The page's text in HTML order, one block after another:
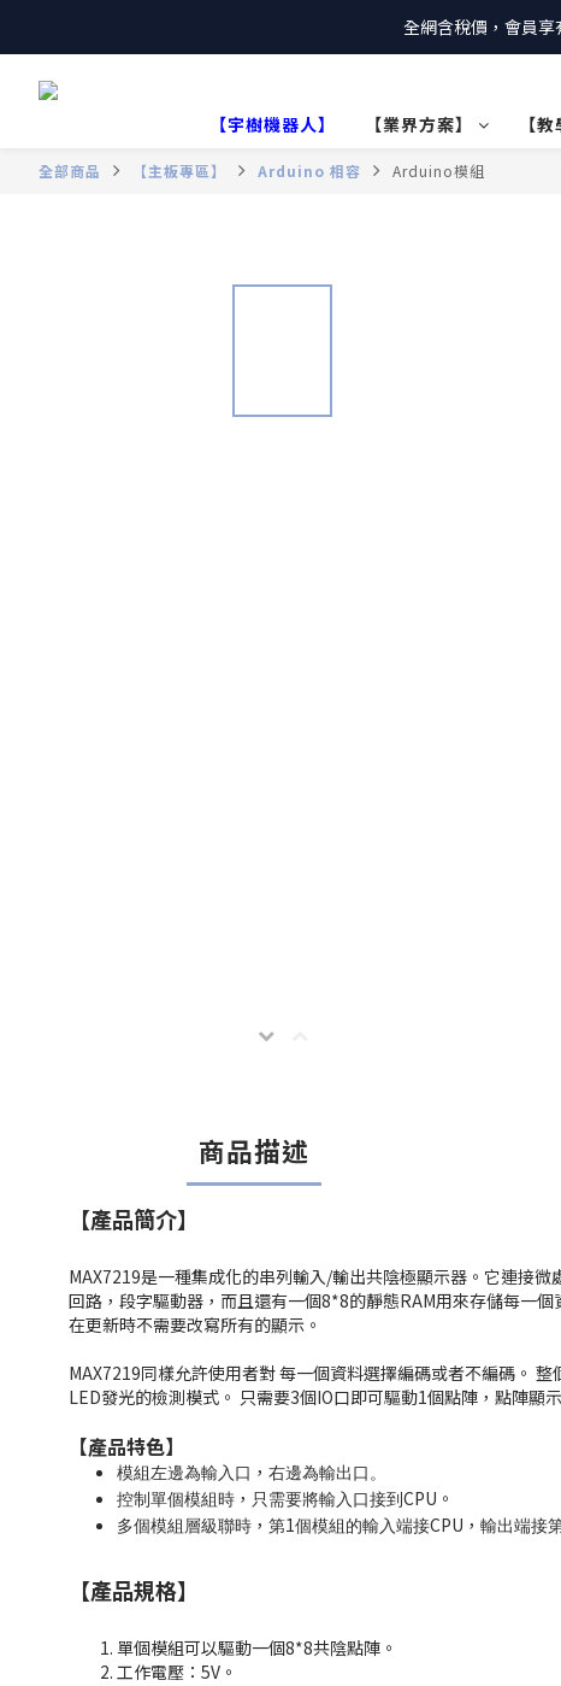
全網含稅價，會員
【宇樹機器人】
【業界方案】 【
全部商品 【主板專區】 Arduino 相容 Arduino模組
商品描述
【產品簡介】
MAX7219是一種集成化的串列輸入/輸出共陰極顯示器。它連接
回路，段字驅動器，而且還有一個8*8的靜態RAM用來存儲每一
在更新時不需要改寫所有的顯示。
MAX7219同樣允許使用者對 每一個資料選擇編碼或者不編碼。
LED發光的檢測模式。 只需要3個IO口即可驅動1個點陣，點陣顯
【產品特色】
模組左邊為輸入口 ， 右邊為輸出口。
控制單個模組時 ， 只需要將輸入口接到 CPU。
多個模組層級聯時 ， 第1個模組的輸入端接CPU， 輸出端接
【產品規格】
單個模組可以驅動一個8*8共陰點陣。
工作電壓： 5V 。